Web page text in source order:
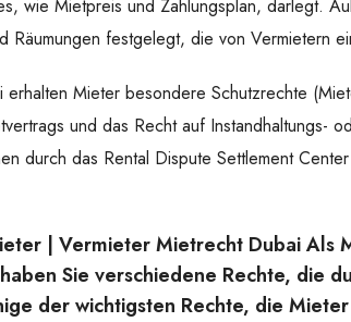
wie Mietpreis und Zahlungsplan, darlegt.
Räumungen festgelegt, die von Vermietern
Mieter besondere Schutzrechte
und das Recht auf Instandhaltungs-
durch das Rental Dispute Settlement
| Vermieter Mietrecht Dubai Als
Sie verschiedene Rechte, die
der wichtigsten Rechte, die